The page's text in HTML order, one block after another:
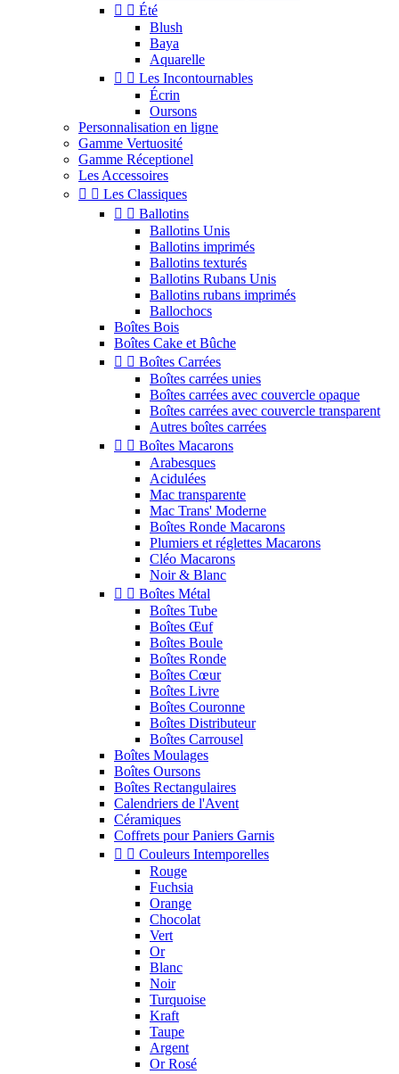
  Été
Blush
Baya
Aquarelle
  Les Incontournables
Écrin
Oursons
Personnalisation en ligne
Gamme Vertuosité
Gamme Réceptionel
Les Accessoires
  Les Classiques
  Ballotins
Ballotins Unis
Ballotins imprimés
Ballotins texturés
Ballotins Rubans Unis
Ballotins rubans imprimés
Ballochocs
Boîtes Bois
Boîtes Cake et Bûche
  Boîtes Carrées
Boîtes carrées unies
Boîtes carrées avec couvercle opaque
Boîtes carrées avec couvercle transparent
Autres boîtes carrées
  Boîtes Macarons
Arabesques
Acidulées
Mac transparente
Mac Trans' Moderne
Boîtes Ronde Macarons
Plumiers et réglettes Macarons
Cléo Macarons
Noir & Blanc
  Boîtes Métal
Boîtes Tube
Boîtes Œuf
Boîtes Boule
Boîtes Ronde
Boîtes Cœur
Boîtes Livre
Boîtes Couronne
Boîtes Distributeur
Boîtes Carrousel
Boîtes Moulages
Boîtes Oursons
Boîtes Rectangulaires
Calendriers de l'Avent
Céramiques
Coffrets pour Paniers Garnis
  Couleurs Intemporelles
Rouge
Fuchsia
Orange
Chocolat
Vert
Or
Blanc
Noir
Turquoise
Kraft
Taupe
Argent
Or Rosé